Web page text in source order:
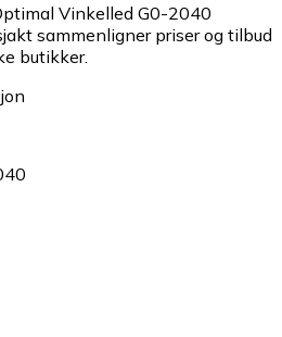
Vinkelled G0-2040
sammenligner priser og tilbud
butikker.